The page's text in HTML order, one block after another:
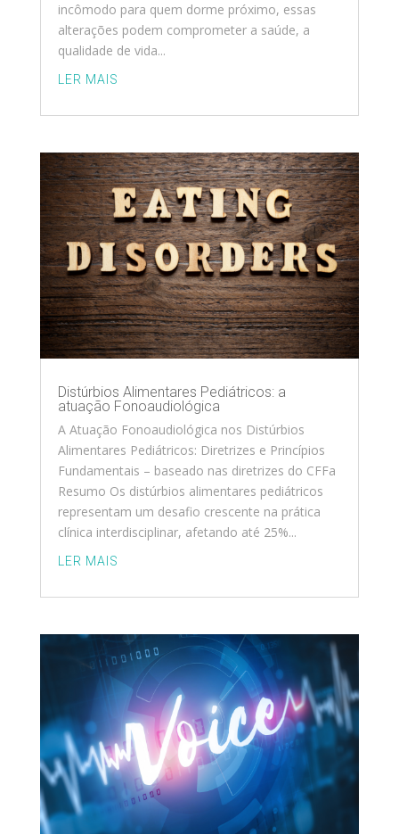
incômodo para quem dorme próximo, essas
alterações podem comprometer a saúde, a
qualidade de vida...
LER MAIS
Distúrbios Alimentares Pediátricos: a
atuação Fonoaudiológica
A Atuação Fonoaudiológica nos Distúrbios
Alimentares Pediátricos: Diretrizes e Princípios
Fundamentais – baseado nas diretrizes do CFFa
Resumo Os distúrbios alimentares pediátricos
representam um desafio crescente na prática
clínica interdisciplinar, afetando até 25%...
LER MAIS